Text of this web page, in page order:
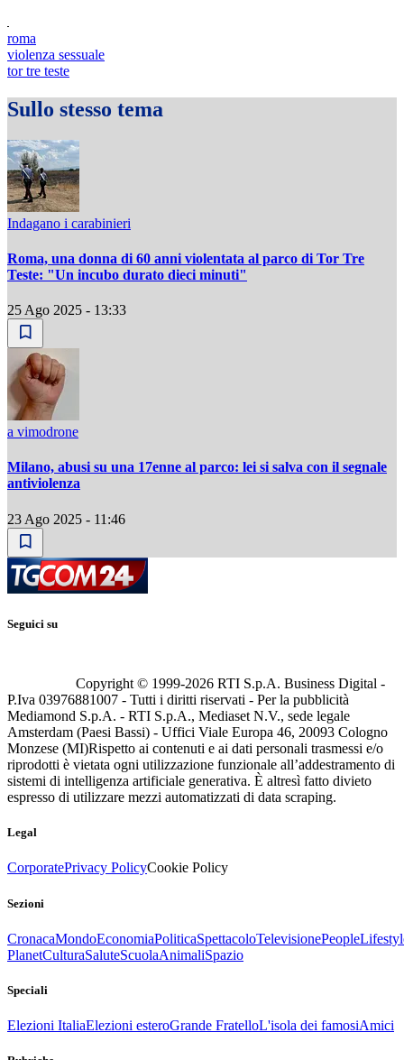
roma
violenza sessuale
tor tre teste
Sullo stesso tema
Indagano i carabinieri
Roma, una donna di 60 anni violentata al parco di Tor Tre
Teste: "Un incubo durato dieci minuti"
25 Ago 2025 - 13:33
a vimodrone
Milano, abusi su una 17enne al parco: lei si salva con il segnale
antiviolenza
23 Ago 2025 - 11:46
Seguici su
Copyright © 1999-2026 RTI S.p.A. Business Digital -
P.Iva 03976881007 - Tutti i diritti riservati - Per la pubblicità
Mediamond S.p.A. - RTI S.p.A., Mediaset N.V., sede legale
Amsterdam (Paesi Bassi) - Uffici Viale Europa 46, 20093 Cologno
Monzese (MI)Rispetto ai contenuti e ai dati personali trasmessi e/o
riprodotti è vietata ogni utilizzazione funzionale all’addestramento di
sistemi di intelligenza artificiale generativa. È altresì fatto divieto
espresso di utilizzare mezzi automatizzati di data scraping.
Legal
CorporatePrivacy PolicyCookie Policy
Sezioni
CronacaMondoEconomiaPoliticaSpettacoloTelevisionePeople
PlanetCulturaSaluteScuolaAnimaliSpazio
Speciali
Elezioni ItaliaElezioni esteroGrande FratelloL'isola dei famosiAmici